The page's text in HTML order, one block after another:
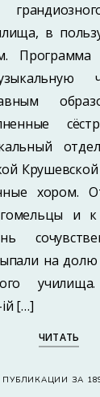
в
Программа
хором.
гомельцы и
на
iй […]
ЧИТАТЬ
ПУБЛИКАЦИИ ЗА